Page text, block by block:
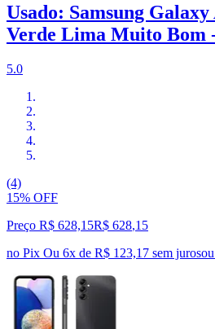
Usado: Samsung
Verde Lima Muito Bom
5.0
(4)
15% OFF
Preço R$ 628,15R$ 628,15
no Pix Ou 6x de R$ 123,17 sem jurosou